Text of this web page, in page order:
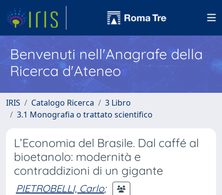
Benvenuti nell'Anagrafe della
Ricerca d'Ateneo
IRIS Catalogo Ricerca
3 Libro
3.1 Monografia o trattato scientifico
L’Economia del Brasile. Dal caffé al
bioetanolo: modernità e
contraddizioni di un gigante
PIETROBELLI, Carlo;